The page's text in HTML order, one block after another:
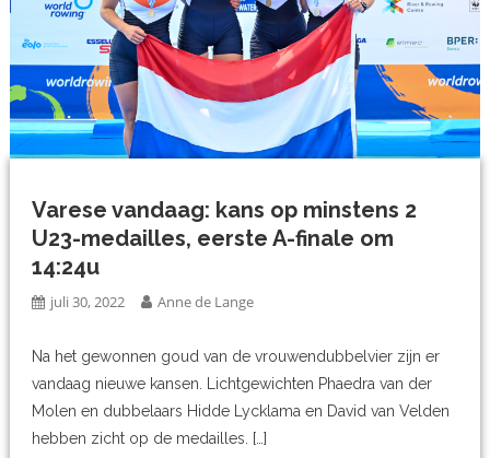
Varese vandaag: kans op minstens 2
U23-medailles, eerste A-finale om
14:24u
juli 30, 2022 Anne de Lange
Na het gewonnen goud van de vrouwendubbelvier zijn er
vandaag nieuwe kansen. Lichtgewichten Phaedra van der
Molen en dubbelaars Hidde Lycklama en David van Velden
hebben zicht op de medailles. […]